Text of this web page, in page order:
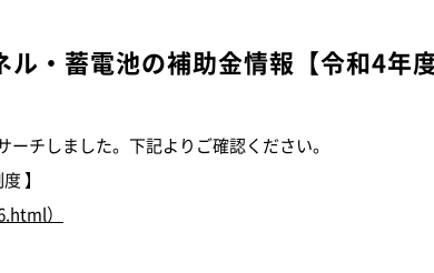
・蓄電池の補助金情報 【令和4年
チしました。下記よりご確認ください。
】
）